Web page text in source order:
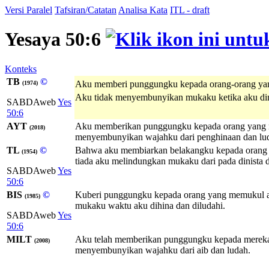
Versi Paralel Tafsiran/Catatan Analisa Kata ITL - draft
Yesaya 50:6
Konteks
TB (1974) ©
SABDAwebYes
50:6
Aku memberi punggungku kepada orang-orang
Aku tidak menyembunyikan mukaku ketika aku
AYT (2018)
Aku memberikan punggungku kepada orang
menyembunyikan wajahku dari penghinaan dan
TL (1954) ©
SABDAwebYes
50:6
Bahwa aku membiarkan belakangku kepada
tiada aku melindungkan mukaku dari pada dinista
BIS (1985) ©
SABDAwebYes
50:6
Kuberi punggungku kepada orang yang
mukaku waktu aku dihina dan diludahi.
MILT (2008)
Aku telah memberikan punggungku kepada
menyembunyikan wajahku dari aib dan ludah.